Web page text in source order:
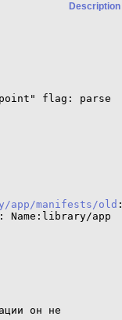
Description
flag: parse
manifests/old :
Name:library/app
он не